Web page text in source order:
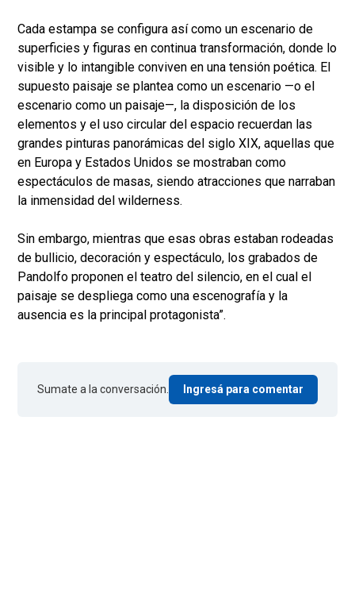
Cada estampa se configura así como un escenario de
superficies y figuras en continua transformación, donde lo
visible y lo intangible conviven en una tensión poética. El
supuesto paisaje se plantea como un escenario —o el
escenario como un paisaje—, la disposición de los
elementos y el uso circular del espacio recuerdan las
grandes pinturas panorámicas del siglo XIX, aquellas que
en Europa y Estados Unidos se mostraban como
espectáculos de masas, siendo atracciones que narraban
la inmensidad del wilderness.
Sin embargo, mientras que esas obras estaban rodeadas
de bullicio, decoración y espectáculo, los grabados de
Pandolfo proponen el teatro del silencio, en el cual el
paisaje se despliega como una escenografía y la
ausencia es la principal protagonista”.
Sumate a la conversación. Ingresá para comentar